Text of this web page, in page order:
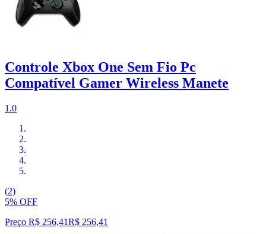
Controle Xbox One Sem Fio Pc
Compatível Gamer Wireless Manete
1.0
(2)
5% OFF
Preço R$ 256,41R$ 256,41